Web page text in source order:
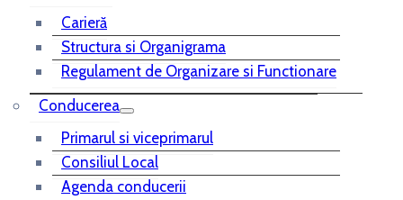
Carieră
Structura si Organigrama
Regulament de Organizare si Functionare
Conducerea
Primarul si viceprimarul
Consiliul Local
Agenda conducerii